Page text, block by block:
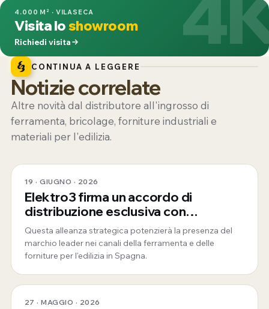
4.000 M² · VILASECA
Visita loshowroom
Richiedi visita
CONTINUA A LEGGERE
Notizie correlate
Altre novità dal distributore all'ingrosso di
ferramenta, bricolage, forniture industriali e
materiali per l'edilizia.
19 · GIUGNO · 2026
Elektro3 firma un accordo di
distribuzione esclusiva con
ToughBuilt
Questa alleanza strategica potenzierà la presenza del
marchio leader nei canali della ferramenta e delle
forniture per l'edilizia in Spagna.
27 · MAGGIO · 2026